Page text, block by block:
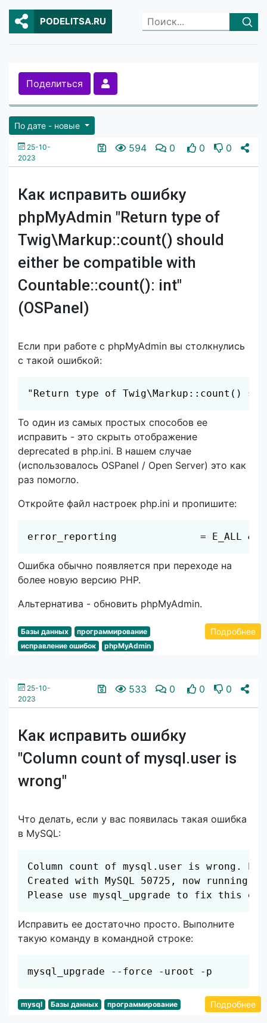
PODELITSA.RU
Поделиться
По дате - новые
25-10-
2023
594 0 0 0
Как исправить ошибку
phpMyAdmin "Return type of
Twig\Markup::count() should
either be compatible with
Countable::count(): int"
(OSPanel)
Если при работе с phpMyAdmin вы столкнулись
с такой ошибкой:
"Return type of Twig\Markup::count()
Скопировать
То один из самых простых способов ее
исправить - это скрыть отображение
deprecated в php.ini. В нашем случае
(использовалось OSPanel / Open Server) это как
раз помогло.
Откройте файл настроек php.ini и пропишите:
error_reporting              = E_ALL &
Скопировать
Ошибка обычно появляется при переходе на
более новую версию PHP.
Альтернатива - обновить phpMyAdmin.
Базы данных
программирование
исправление ошибок
phpMyAdmin
Подробнее
25-10-
2023
533 0 0 0
Как исправить ошибку
"Column count of mysql.user is
wrong"
Что делать, если у вас появилась такая ошибка
в MySQL:
Column count of mysql.user is wrong.
Created with MySQL 50725, now running
Please use mysql_upgrade to fix this
Исправить ее достаточно просто. Выполните
такую команду в командной строке:
mysql_upgrade --force -uroot -p
mysql Базы данных программирование Подробнее